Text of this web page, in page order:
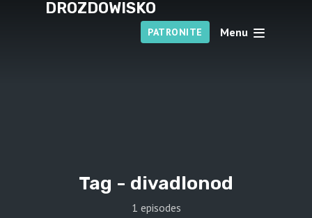
DROZDOWISKO
PATRONITE Menu
Tag - divadlonod
1 episodes